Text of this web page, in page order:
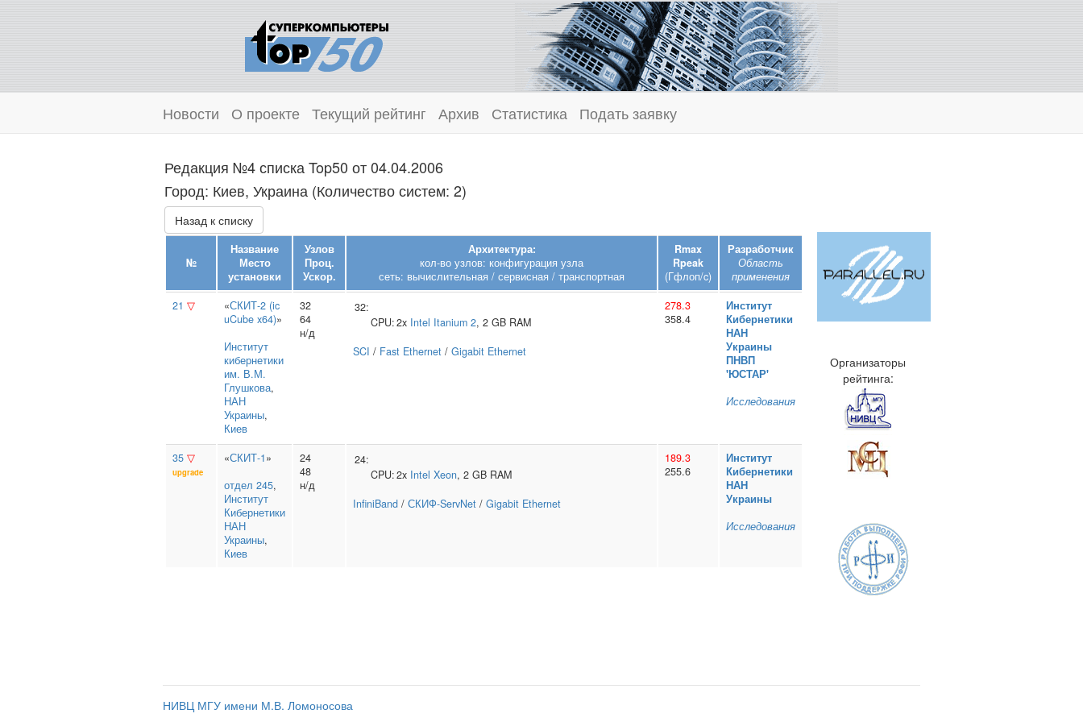
Новости О проекте Текущий рейтинг Архив Статистика Подать заявку
Редакция №4 списка Top50 от 04.04.2006
Город: Киев, Украина (Количество систем: 2)
Назад к списку
№
Название
Место
установки
Узлов
Проц.
Ускор.
Архитектура:
кол-во узлов: конфигурация узла
сеть: вычислительная / сервисная / транспортная
Rmax
Rpeak
(Гфлоп/c)
Разработчик
Область
применения
21 ▽ «СКИТ-2 (ic
uCube x64)»
Институт
кибернетики
им. В.М.
Глушкова,
НАН
Украины,
Киев
32
64
н/д
32:
CPU:2x Intel Itanium 2, 2 GB RAM
SCI / Fast Ethernet / Gigabit Ethernet
278.3
358.4
Институт
Кибернетики
НАН
Украины
ПНВП
'ЮСТАР'
Исследования
35 ▽
upgrade
«СКИТ-1»
отдел 245,
Институт
Кибернетики
НАН
Украины,
Киев
24
48
н/д
24:
CPU:2x Intel Xeon, 2 GB RAM
InfiniBand / СКИФ-ServNet / Gigabit Ethernet
189.3
255.6
Институт
Кибернетики
НАН
Украины
Исследования
Организаторы
рейтинга:
НИВЦ МГУ имени М.В. Ломоносова